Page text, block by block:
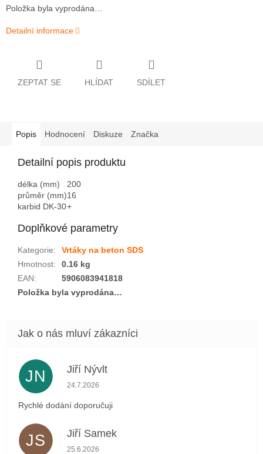
Položka byla vyprodána…
Detailní informace
ZEPTAT SE HLÍDAT SDÍLET
Popis Hodnocení Diskuze Značka
Detailní popis produktu
délka (mm)
200
průměr (mm)16
karbid DK-30+
Doplňkové parametry
Kategorie:
Vrtáky na beton SDS
Hmotnost:
0.16 kg
EAN:
5906083941818
Položka byla vyprodána…
JN Jiří Nývlt
Hodnocení obchodu je 5 z 5 hvězdiček.
24.7.2026
Rychlé dodání doporučuji
JS Jiří Samek
Hodnocení obchodu je 5 z 5 hvězdiček.
25.6.2026